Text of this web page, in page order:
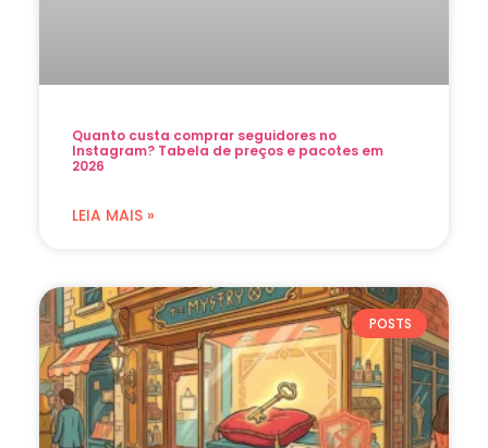
Quanto custa comprar seguidores no
Instagram? Tabela de preços e pacotes em
2026
LEIA MAIS »
POSTS